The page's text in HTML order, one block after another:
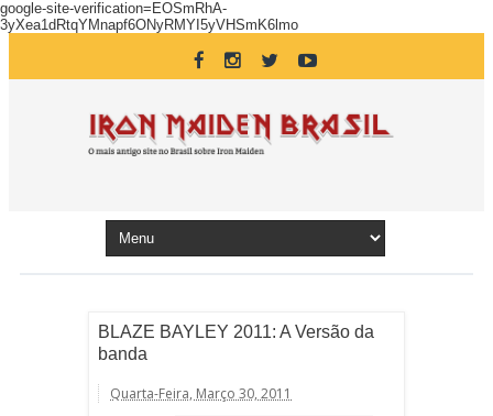
google-site-verification=EOSmRhA-
3yXea1dRtqYMnapf6ONyRMYI5yVHSmK6lmo
BLAZE BAYLEY 2011: A Versão da
banda
Quarta-Feira, Março 30, 2011